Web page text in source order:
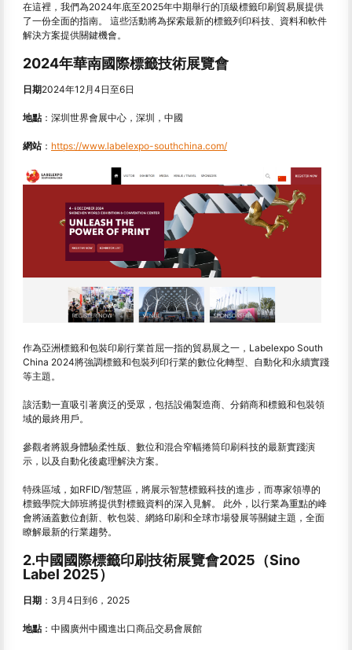
在這裡，我們為2024年底至2025年中期舉行的頂級標籤印刷貿易展提供
了一份全面的指南。 這些活動將為探索最新的標籤列印科技、資料和軟件
解決方案提供關鍵機會。
2024年華南國際標籤技術展覽會
日期2024年12月4日至6日
地點 ：深圳世界會展中心，深圳，中國
網站： https://www.labelexpo-southchina.com/
作為亞洲標籤和包裝印刷行業首屈一指的貿易展之一，Labelexpo South
China 2024將強調標籤和包裝列印行業的數位化轉型、自動化和永續實踐
等主題。
該活動一直吸引著廣泛的受眾，包括設備製造商、分銷商和標籤和包裝領
域的最終用戶。
參觀者將親身體驗柔性版、數位和混合窄幅捲筒印刷科技的最新實踐演
示，以及自動化後處理解決方案。
特殊區域，如RFID/智慧區，將展示智慧標籤科技的進步，而專家領導的
標籤學院大師班將提供對標籤資料的深入見解。 此外，以行業為重點的峰
會將涵蓋數位創新、軟包裝、網絡印刷和全球市場發展等關鍵主題，全面
瞭解最新的行業趨勢。
2.中國國際標籤印刷技術展覽會2025（Sino
Label 2025）
日期 ：3月4日到6，2025
地點 ：中國廣州中國進出口商品交易會展館